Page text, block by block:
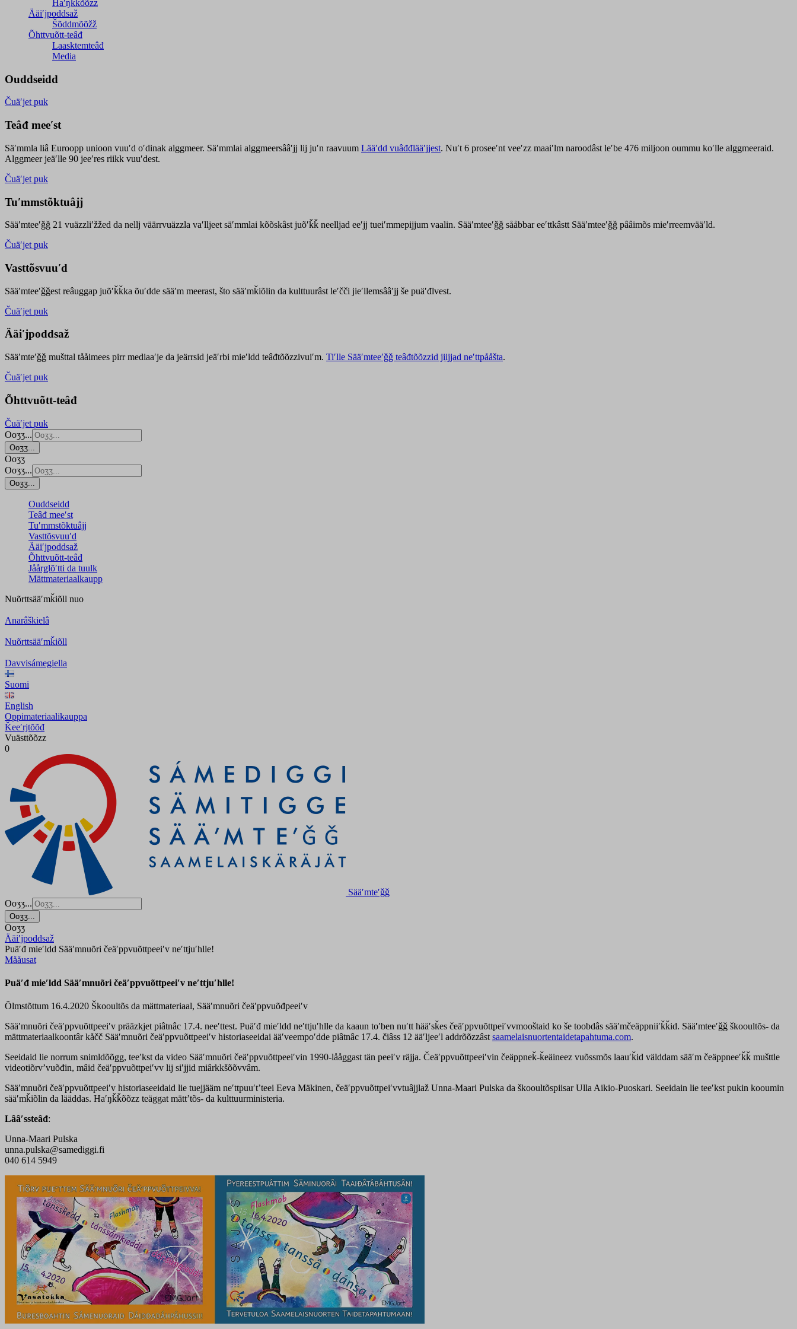
Haʹŋǩǩõõzz
Ääiʹjpoddsaž
Šõddmõõžž
Õhttvuõtt-teâđ
Laasktemteâđ
Media
Ouddseidd
Čuäʹjet puk
Teâđ meeʹst
Säʹmmla liâ Euroopp unioon vuuʹd oʹdinak alggmeer. Säʹmmlai alggmeersââʹjj lij juʹn raavuum Lääʹdd vuâđđlääʹjjest. Nuʹt 6 proseeʹnt veeʹzz maaiʹlm naroodâst leʹbe 476 miljoon oummu koʹlle alggmeeraid.
Alggmeer jeäʹlle 90 jeeʹres riikk vuuʹdest.
Čuäʹjet puk
Tuʹmmstõktuâjj
Sääʹmteeʹǧǧ 21 vuäzzliʹžžed da nellj väärrvuäzzla vaʹlljeet säʹmmlai kõõskâst juõʹǩǩ neelljad eeʹjj tueiʹmmepijjum vaalin. Sääʹmteeʹǧǧ sååbbar eeʹttkâstt Sääʹmteeʹǧǧ pââimõs mieʹrreemvääʹld.
Čuäʹjet puk
Vasttõsvuuʹd
Sääʹmteeʹǧǧest reâuggap juõʹǩǩka õuʹdde sääʹm meerast, što sääʹmǩiõlin da kulttuurâst leʹčči jieʹllemsââʹjj še puäʹđlvest.
Čuäʹjet puk
Ääiʹjpoddsaž
Sääʹmteʹǧǧ mušttal tååimees pirr mediaaʹje da jeärrsid jeäʹrbi mieʹldd teâđtõõzzivuiʹm. Tiʹlle Sääʹmteeʹǧǧ teâđtõõzzid jiijjad neʹttpååšta.
Čuäʹjet puk
Õhttvuõtt-teâđ
Čuäʹjet puk
Ooʒʒ...
Ooʒʒ...
Ooʒʒ
Ooʒʒ...
Ooʒʒ...
Ouddseidd
Teâđ meeʹst
Tuʹmmstõktuâjj
Vasttõsvuuʹd
Ääiʹjpoddsaž
Õhttvuõtt-teâđ
Jåårǥlõʹtti da tuulk
Mättmateriaalkaupp
Nuõrttsääʹmǩiõll nuo
Anarâškielâ
Nuõrttsääʹmǩiõll
Davvisámegiella
Suomi
English
Oppimateriaalikauppa
Ǩeeʹrjtõõđ
Vuästtõõzz
0
Sääʹmteʹǧǧ
Ooʒʒ...
Ooʒʒ...
Ooʒʒ
Ääiʹjpoddsaž
Puäʹđ mieʹldd Sääʹmnuõri čeäʹppvuõttpeeiʹv neʹttjuʹhlle!
Mååusat
Puäʹđ mieʹldd Sääʹmnuõri čeäʹppvuõttpeeiʹv neʹttjuʹhlle!
Õlmstõttum 16.4.2020 Škooultõs da mättmateriaal, Sääʹmnuõri čeäʹppvuõđpeeiʹv
Sääʹmnuõri čeäʹppvuõttpeeiʹv prääzkjet piâtnâc 17.4. neeʹttest. Puäʹđ mieʹldd neʹttjuʹhlle da kaaun toʹben nuʹtt hääʹsǩes čeäʹppvuõttpeiʹvvmooštaid ko še toobdâs sääʹmčeäppniiʹǩǩid. Sääʹmteeʹǧǧ škooultõs- da
mättmateriaalkoontâr kåčč Sääʹmnuõri čeäʹppvuõttpeeiʹv historiaseeidai ääʹveempoʹdde piâtnâc 17.4. čiâss 12 ääʹljeeʹl addrõõzzâst saamelaisnuortentaidetapahtuma.com.
Seeidaid lie norrum snimldõõǥǥ, teeʹkst da video Sääʹmnuõri čeäʹppvuõttpeeiʹvin 1990-lååǥǥast tän peeiʹv räjja. Čeäʹppvuõttpeeiʹvin čeäppneǩ-ǩeäineez vuõssmõs laauʹǩid välddam sääʹm čeäppneeʹǩǩ mušttle
videotiõrvʼvuõđin, mâid čeäʹppvuõttpeiʹvv lij siʹjjid miârkkšõõvvâm.
Sääʹmnuõri čeäʹppvuõttpeeiʹv historiaseeidaid lie tuejjääm neʹttpuuʹtʼteei Eeva Mäkinen, čeäʹppvuõttpeiʹvvtuâjjlaž Unna-Maari Pulska da škooultõspiisar Ulla Aikio-Puoskari. Seeidain lie teeʹkst pukin kooumin
sääʹmǩiõlin da lääddas. Haʹŋǩǩõõzz teäggat mättʼtõs- da kulttuurministeria.
Lââʹssteâđ:
Unna-Maari Pulska
unna.pulska@samediggi.fi
040 614 5949